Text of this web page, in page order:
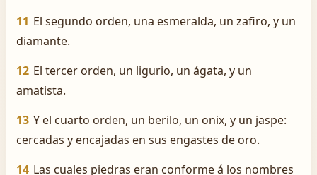
11 El segundo orden, una esmeralda, un zafiro, y un
diamante.
12 El tercer orden, un ligurio, un ágata, y un
amatista.
13 Y el cuarto orden, un berilo, un onix, y un jaspe:
cercadas y encajadas en sus engastes de oro.
14 Las cuales piedras eran conforme á los nombres